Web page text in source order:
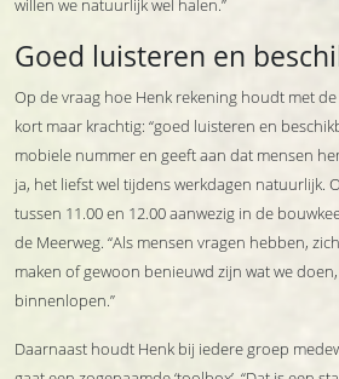
willen we natuurlijk wel halen.”
Goed luisteren en
Op de vraag hoe Henk rekening houdt met
kort maar krachtig: “goed luisteren en
mobiele nummer en geeft aan dat mensen
ja, het liefst wel tijdens werkdagen natuurlijk.
tussen 11.00 en 12.00 aanwezig in de
de Meerweg. “Als mensen vragen hebben,
maken of gewoon benieuwd zijn wat we
binnenlopen.”
Daarnaast houdt Henk bij iedere groep